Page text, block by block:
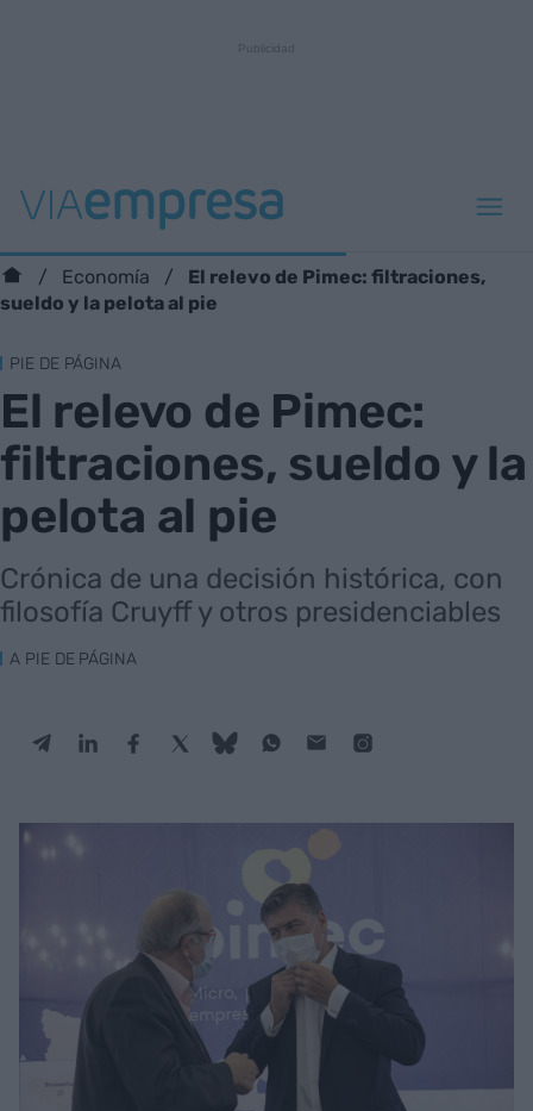
Economía
El relevo de Pimec: filtraciones,
sueldo y la pelota al pie
PIE DE PÁGINA
El relevo de Pimec:
filtraciones, sueldo y la
pelota al pie
Crónica de una decisión histórica, con
filosofía Cruyff y otros presidenciables
A PIE DE PÁGINA